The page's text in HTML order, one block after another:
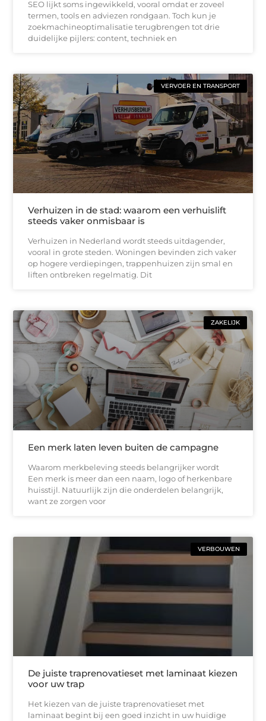
SEO lijkt soms ingewikkeld, vooral omdat er zoveel
termen, tools en adviezen rondgaan. Toch kun je
zoekmachineoptimalisatie terugbrengen tot drie
duidelijke pijlers: content, techniek en
VERVOER EN TRANSPORT
Verhuizen in de stad: waarom een verhuislift
steeds vaker onmisbaar is
Verhuizen in Nederland wordt steeds uitdagender,
vooral in grote steden. Woningen bevinden zich vaker
op hogere verdiepingen, trappenhuizen zijn smal en
liften ontbreken regelmatig. Dit
ZAKELIJK
Een merk laten leven buiten de campagne
Waarom merkbeleving steeds belangrijker wordt
Een merk is meer dan een naam, logo of herkenbare
huisstijl. Natuurlijk zijn die onderdelen belangrijk,
want ze zorgen voor
VERBOUWEN
De juiste traprenovatieset met laminaat kiezen
voor uw trap
Het kiezen van de juiste traprenovatieset met
laminaat begint bij een goed inzicht in uw huidige